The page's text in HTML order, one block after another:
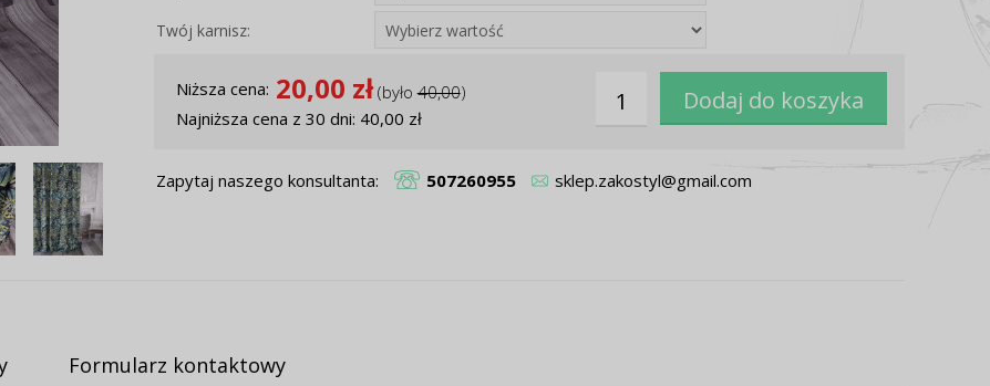
Twój karnisz:
Niższa cena: 20,00 zł(było40,00)
Najniższa cena z 30 dni: 40,00 zł
Zapytaj naszego konsultanta: 507260955 sklep.zakostyl@gmail.com
Formularz kontaktowy